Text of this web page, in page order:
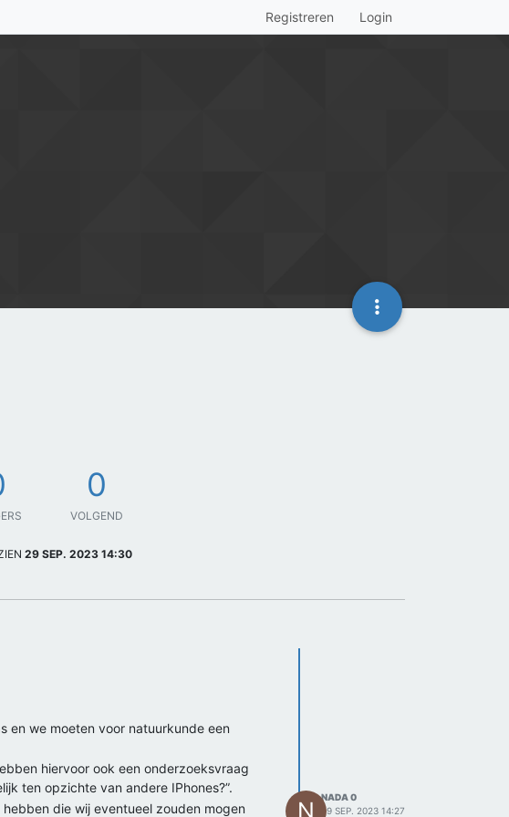
Registreren Login
0
VOLGEND
29 SEP. 2023 14:30
en we moeten voor natuurkunde een
hiervoor ook een onderzoeksvraag
ten opzichte van andere IPhones?”.
die wij eventueel zouden mogen
N
NADA 0
29 SEP. 2023 14:27